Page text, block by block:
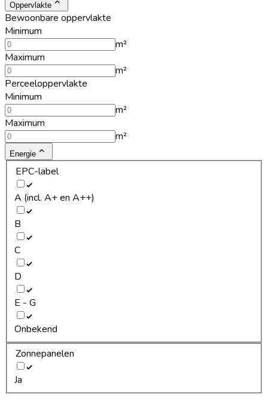
Oppervlakte
Bewoonbare oppervlakte
Minimum
m²
Maximum
m²
Perceeloppervlakte
Minimum
m²
Maximum
m²
Energie
EPC-label
A (incl. A+ en A++)
B
C
D
E - G
Onbekend
Zonnepanelen
Ja